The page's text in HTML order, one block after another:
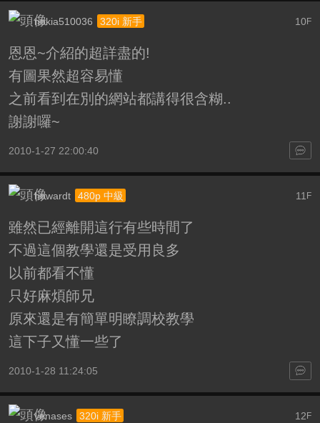
10F
nokia510036 320i 新手
恩恩~介紹的超詳盡的!
有圖果然超容易懂
之前看到在別的網站都講得很含糊..
謝謝囉~
2010-1-27 22:00:40
11 F
howardt 480p 中級
雖然已經離開這行有些時間了
不過這個教學還是受用良多
以前都看不懂
只好麻煩師兄
原來還是有簡單明瞭調校教學
這下子又懂一些了
2010-1-28 11:24:05
12 F
venases 320i 新手